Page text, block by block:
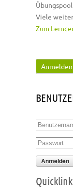
Viele
Zum
Haupt-
Anmelden
Passwort